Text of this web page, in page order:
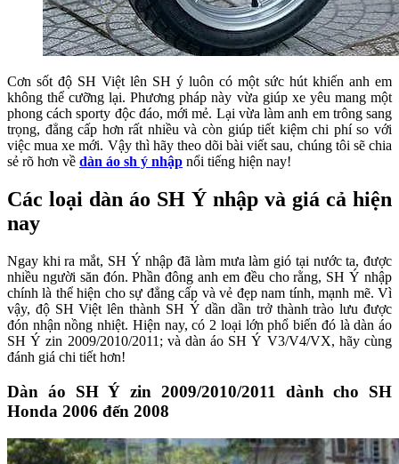
Cơn sốt độ SH Việt lên SH ý luôn có một sức hút khiến anh em
không thể cưỡng lại. Phương pháp này vừa giúp xe yêu mang một
phong cách sporty độc đáo, mới mẻ. Lại vừa làm anh em trông sang
trọng, đẳng cấp hơn rất nhiều và còn giúp tiết kiệm chi phí so với
việc mua xe mới. Vậy thì hãy theo dõi bài viết sau, chúng tôi sẽ chia
sẻ rõ hơn về dàn áo sh ý nhập nổi tiếng hiện nay!
Các loại dàn áo SH Ý nhập và giá cả hiện
nay
Ngay khi ra mắt, SH Ý nhập đã làm mưa làm gió tại nước ta, được
nhiều người săn đón. Phần đông anh em đều cho rằng, SH Ý nhập
chính là thể hiện cho sự đẳng cấp và vẻ đẹp nam tính, mạnh mẽ. Vì
vậy, độ SH Việt lên thành SH Ý dần dần trở thành trào lưu được
đón nhận nồng nhiệt. Hiện nay, có 2 loại lớn phổ biến đó là dàn áo
SH Ý zin 2009/2010/2011; và dàn áo SH Ý V3/V4/VX, hãy cùng
đánh giá chi tiết hơn!
Dàn áo SH Ý zin 2009/2010/2011 dành cho SH
Honda 2006 đến 2008